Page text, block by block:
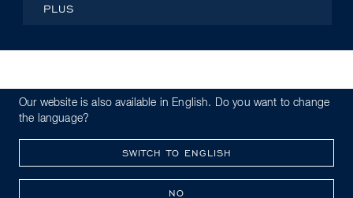
PLUS
© Kryolan 2026
Politique de confidentialité
Our website is also available in English. Do you want to change
the language?
SWITCH TO ENGLISH
NO